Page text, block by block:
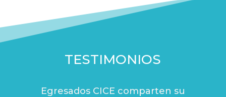
TESTIMONIOS
Egresados CICE comparten su